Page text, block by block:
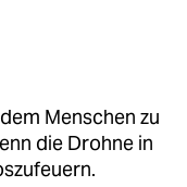
Menschen zu
die Drohne in